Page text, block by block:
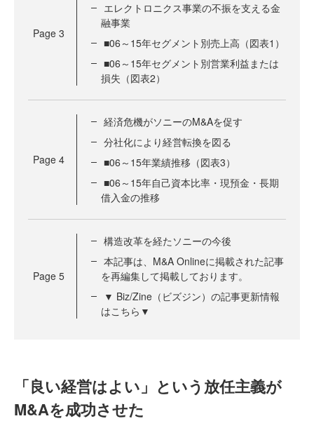
Page 3
エレクトロニクス事業の不振を支える金
融事業
■06～15年セグメント別売上高（図表1）
■06～15年セグメント別営業利益または
損失（図表2）
Page 4
経済危機がソニーのM&Aを促す
分社化により経営転換を図る
■06～15年業績推移（図表3）
■06～15年自己資本比率・現預金・長期
借入金の推移
Page 5
構造改革を経たソニーの今後
本記事は、M&A Onlineに掲載された記事
を再編集して掲載しております。
▼ Biz/Zine（ビズジン）の記事更新情報
はこちら▼
「良い経営はよい」という放任主義が
M&Aを成功させた